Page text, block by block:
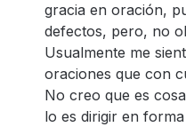
gracia en oración,
defectos, pero, no
Usualmente me
oraciones que con
No creo que es
lo es dirigir en